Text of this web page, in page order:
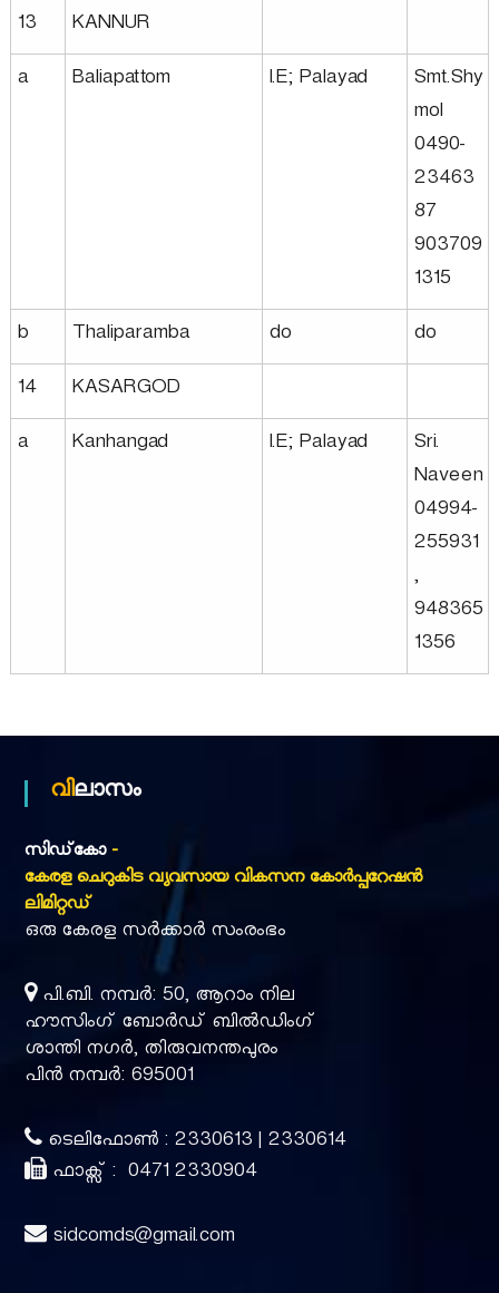
13
KANNUR
a
Baliapattom I.E; Palayad
Smt.Shy
mol
0490-
23463
87
903709
1315
b
Thaliparamba do
do
14
KASARGOD
a
Kanhangad I.E; Palayad
Sri.
Naveen
04994-
255931
,
948365
1356
വിലാസം
സിഡ്‌കോ -
കേരള ചെറുകിട വ്യവസായ വികസന കോർപ്പറേഷൻ
ലിമിറ്റഡ്
ഒരു കേരള സർക്കാർ സംരംഭം
പി.ബി. നമ്പർ: 50, ആറാം നില
ഹൗസിംഗ് ബോർഡ് ബിൽഡിംഗ്
ശാന്തി നഗർ, തിരുവനന്തപുരം
പിൻ നമ്പർ: 695001
ടെലിഫോൺ : 2330613 | 2330614
ഫാക്സ് : 0471 2330904
sidcomds@gmail.com